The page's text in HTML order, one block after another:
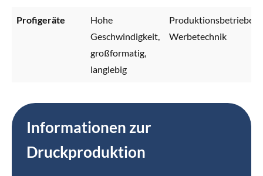
Profigeräte
Hohe
Geschwindigkeit,
großformatig,
langlebig
Produktionsbetriebe,
Werbetechnik
Informationen zur
Druckproduktion